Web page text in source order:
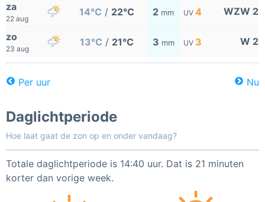
za
22 aug
14°C / 22°C 2 mm UV 4 WZW 2
zo
23 aug
13°C / 21°C 3 mm UV 3 W 2
Per uur Nu
Daglichtperiode
Hoe laat gaat de zon op en onder vandaag?
Totale daglichtperiode is 14:40 uur. Dat is 21 minuten
korter dan vorige week.